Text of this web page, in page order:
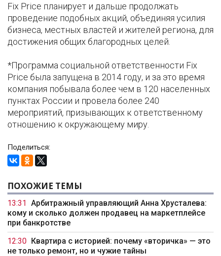
Fix Price планирует и дальше продолжать
проведение подобных акций, объединяя усилия
бизнеса, местных властей и жителей региона, для
достижения общих благородных целей.
*Программа социальной ответственности Fix
Price была запущена в 2014 году, и за это время
компания побывала более чем в 120 населенных
пунктах России и провела более 240
мероприятий, призывающих к ответственному
отношению к окружающему миру.
Поделиться:
ПОХОЖИЕ ТЕМЫ
13:31 Арбитражный управляющий Анна Хрусталева:
кому и сколько должен продавец на маркетплейсе
при банкротстве
12:30 Квартира с историей: почему «вторичка» — это
не только ремонт, но и чужие тайны